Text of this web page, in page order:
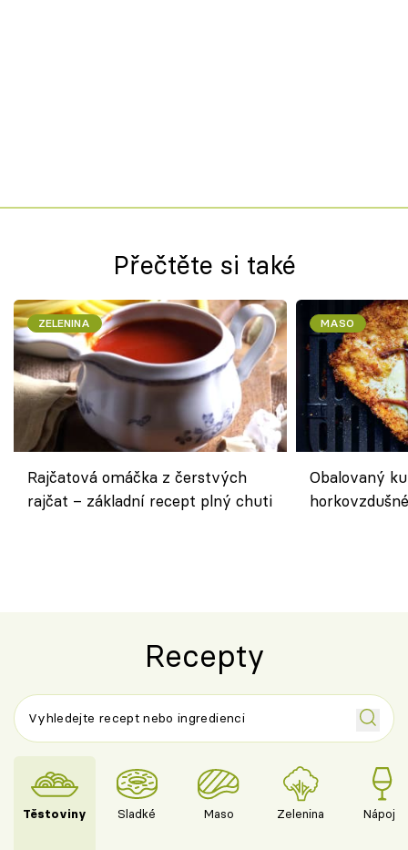
Přečtěte si také
ZELENINA
Rajčatová omáčka z čerstvých
rajčat – základní recept plný chuti
MASO
Obalovaný
Recepty
Těstoviny Sladké Maso Zelenina Nápoje